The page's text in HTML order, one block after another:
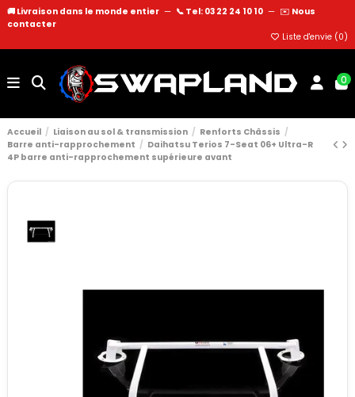
🚚 Livraison dans le monde entier — 📞 Tel: 03 22 24 10 10 — ✉️ Nous
contacter
Liste d'envie (0)
0
Accueil Liaison au sol & transmission
Renforts Châssis
Barre anti-rapprochement
Daihatsu Terios 7-Seat 06+ Ultra-R
4P barre anti-rapprochement supérieure avant